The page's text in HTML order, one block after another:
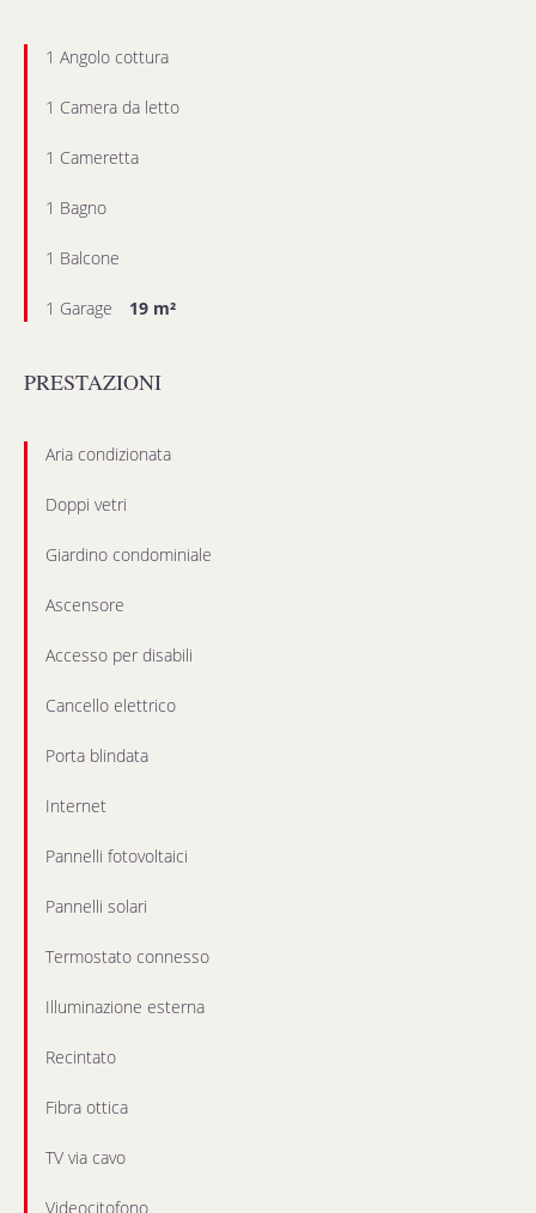
1 Angolo cottura
1 Camera da letto
1 Cameretta
1 Bagno
1 Balcone
1 Garage 19 m²
PRESTAZIONI
Aria condizionata
Doppi vetri
Giardino condominiale
Ascensore
Accesso per disabili
Cancello elettrico
Porta blindata
Internet
Pannelli fotovoltaici
Pannelli solari
Termostato connesso
Illuminazione esterna
Recintato
Fibra ottica
TV via cavo
Videocitofono